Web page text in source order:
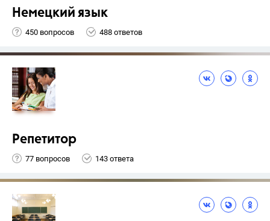
Немецкий язык
450 вопросов 488 ответов
Репетитор
77 вопросов 143 ответа